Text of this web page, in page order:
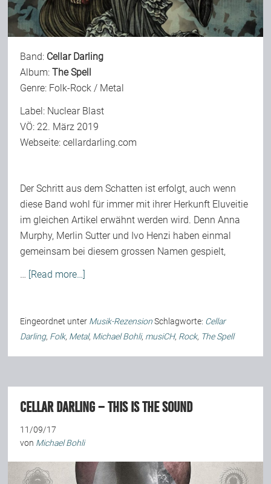
Band: Cellar Darling
Album:The Spell
Genre: Folk-Rock / Metal
Label: Nuclear Blast
VÖ: 22. März 2019
Webseite:cellardarling.com
Der Schritt aus dem Schatten ist erfolgt, auch wenn
diese Band wohl für immer mit ihrer Herkunft Eluveitie
im gleichen Artikel erwähnt werden wird. Denn Anna
Murphy, Merlin Sutter und Ivo Henzi haben einmal
gemeinsam bei diesem grossen Namen gespielt,
… [Read more…]
Eingeordnet unter Musik-Rezension Schlagworte: Cellar
Darling, Folk, Metal, Michael Bohli, musiCH, Rock, The Spell
Cellar Darling – This Is The Sound
11/09/17
von Michael Bohli